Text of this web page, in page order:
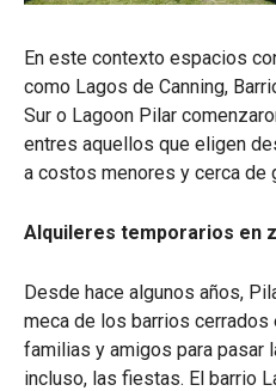
En este contexto espacios
como Lagos de Canning,
Sur o Lagoon Pilar
entres aquellos que eligen
a costos menores y cerca de
Alquileres temporarios en
Desde hace algunos años,
meca de los barrios cerrados
familias y amigos para pasar
incluso, las fiestas. El barrio